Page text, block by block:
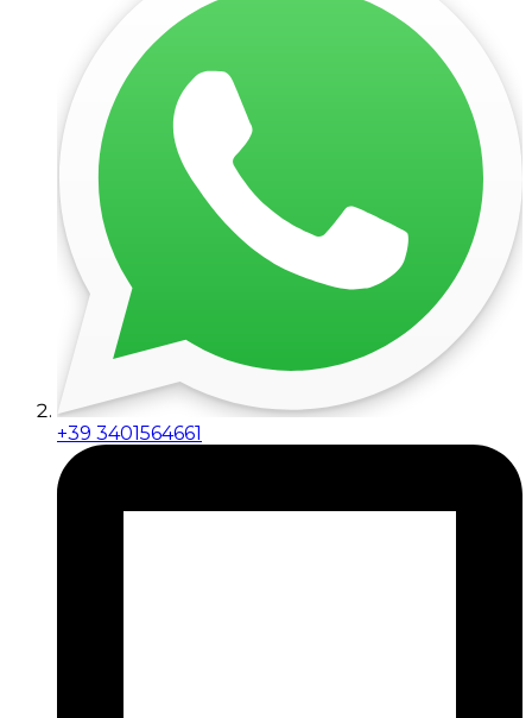
+39 3401564661